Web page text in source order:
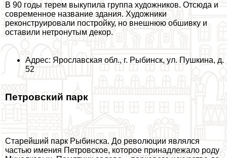
В 90 годы терем выкупила группа художников. Отсюда и
современное название здания. Художники
реконструировали постройку, но внешнюю обшивку и
оставили нетронутым декор.
Адрес: Ярославская обл., г. Рыбинск, ул. Пушкина, д.
52
Петровский парк
Старейший парк Рыбинска. До революции являлся
частью имения Петровское, которое принадлежало роду